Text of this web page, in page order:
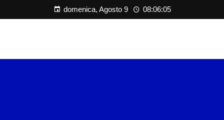
domenica, Agosto 9 08:06:06